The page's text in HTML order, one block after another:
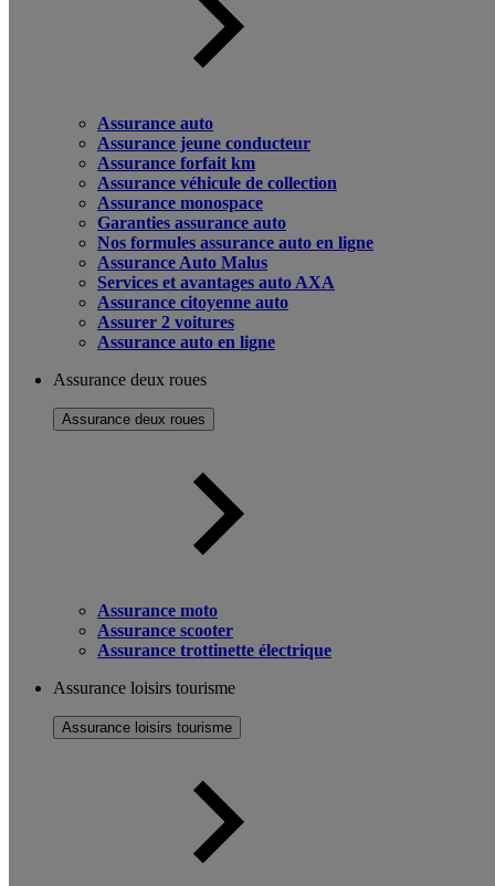
Assurance auto
Assurance jeune conducteur
Assurance forfait km
Assurance véhicule de collection
Assurance monospace
Garanties assurance auto
Nos formules assurance auto en ligne
Assurance Auto Malus
Services et avantages auto AXA
Assurance citoyenne auto
Assurer 2 voitures
Assurance auto en ligne
Assurance deux roues
Assurance deux roues
Assurance moto
Assurance scooter
Assurance trottinette électrique
Assurance loisirs tourisme
Assurance loisirs tourisme